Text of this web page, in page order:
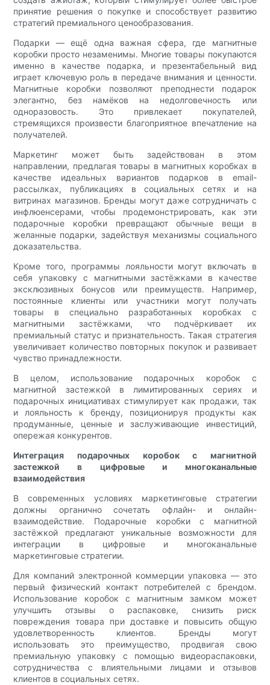
принятие решения о покупке и способствует развитию
стратегий премиального ценообразования.
Подарки — ещё одна важная сфера, где магнитные
коробки просто незаменимы. Многие товары покупаются
именно в качестве подарка, и презентабельный вид
играет ключевую роль в передаче внимания и ценности.
Магнитные коробки позволяют преподнести подарок
элегантно, без намёков на недолговечность или
одноразовость. Это привлекает покупателей,
стремящихся произвести благоприятное впечатление на
получателей.
Маркетинг может быть задействован в этом
направлении, предлагая товары в магнитных коробках в
качестве идеальных вариантов подарков в email-
рассылках, публикациях в социальных сетях и на
витринах магазинов. Бренды могут даже сотрудничать с
инфлюенсерами, чтобы продемонстрировать, как эти
подарочные коробки превращают обычные вещи в
желанные подарки, задействуя механизмы социального
доказательства.
Кроме того, программы лояльности могут включать в
себя упаковку с магнитными застёжками в качестве
эксклюзивных бонусов или преимуществ. Например,
постоянные клиенты или участники могут получать
товары в специально разработанных коробках с
магнитными застёжками, что подчёркивает их
премиальный статус и признательность. Такая стратегия
увеличивает количество повторных покупок и развивает
чувство принадлежности.
В целом, использование подарочных коробок с
магнитной застежкой в ​​лимитированных сериях и
подарочных инициативах стимулирует как продажи, так
и лояльность к бренду, позиционируя продукты как
продуманные, ценные и заслуживающие инвестиций,
опережая конкурентов.
Интеграция подарочных коробок с магнитной
застежкой в ​​цифровые и многоканальные
взаимодействия
В современных условиях маркетинговые стратегии
должны органично сочетать офлайн- и онлайн-
взаимодействие. Подарочные коробки с магнитной
застёжкой предлагают уникальные возможности для
интеграции в цифровые и многоканальные
маркетинговые стратегии.
Для компаний электронной коммерции упаковка — это
первый физический контакт потребителей с брендом.
Использование коробок с магнитным замком может
улучшить отзывы о распаковке, снизить риск
повреждения товара при доставке и повысить общую
удовлетворенность клиентов. Бренды могут
использовать это преимущество, продвигая свою
премиальную упаковку с помощью видеораспаковки,
сотрудничества с влиятельными лицами и отзывов
клиентов в социальных сетях.